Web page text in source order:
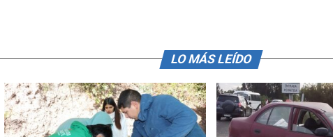
LO MÁS LEÍDO